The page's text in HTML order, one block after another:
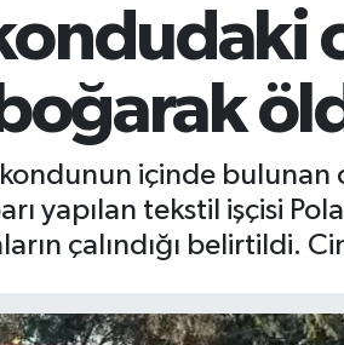
boğarak
içinde
yapılan tekstil işçisi
çalındığı belirtildi.